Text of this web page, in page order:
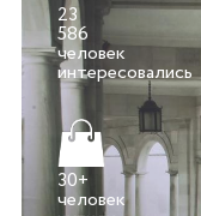
23
586
человек
интересовались
30+
человек